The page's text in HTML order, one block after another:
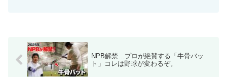
NPB解禁…プロが絶賛する「牛骨バッ
ト」コレは野球が変わるぞ。